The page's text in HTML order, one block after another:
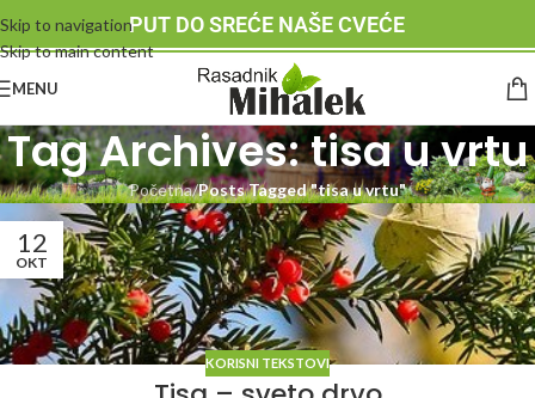
Skip to navigation
Skip to main content
PUT DO SREĆE NAŠE CVEĆE
MENU
Tag Archives: tisa u vrtu
Početna/Posts Tagged "tisa u vrtu"
12
OKT
KORISNI TEKSTOVI